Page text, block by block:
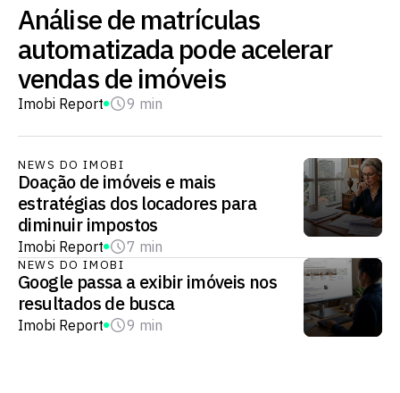
Análise de matrículas
automatizada pode acelerar
vendas de imóveis
Imobi Report 9 min
NEWS DO IMOBI
Doação de imóveis e mais
estratégias dos locadores para
diminuir impostos
Imobi Report 7 min
NEWS DO IMOBI
Google passa a exibir imóveis nos
resultados de busca
Imobi Report 9 min